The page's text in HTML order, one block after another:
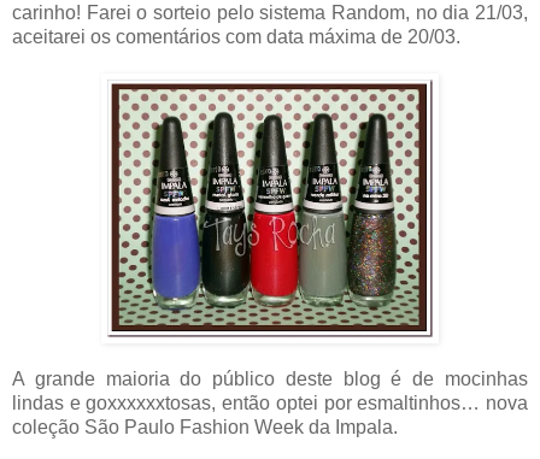
carinho! Farei o sorteio pelo sistema Random, no dia 21/03,
aceitarei os comentários com data máxima de 20/03.
A grande maioria do público deste blog é de mocinhas
lindas e goxxxxxxtosas, então optei por esmaltinhos… nova
coleção São Paulo Fashion Week da Impala.